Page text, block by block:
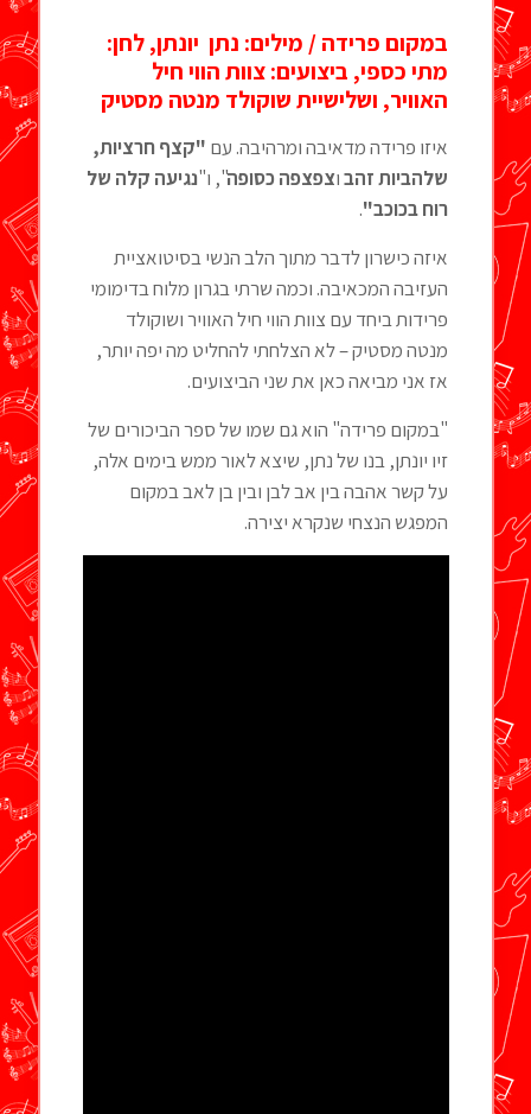
במקום פרידה / מילים: נתן יונתן, לחן:
מתי כספי, ביצועים: צוות הווי חיל
האוויר, ושלישיית שוקולד מנטה מסטיק
איזו פרידה מדאיבה ומרהיבה. עם "קצף חרציות,
שלהביות זהבוצפצפה כסופה", ו"נגיעה קלה של
רוח בכוכב".
איזה כישרון לדבר מתוך הלב הנשי בסיטואציית
העזיבה המכאיבה. וכמה שרתי בגרון מלוח בדימומי
פרידות ביחד עם צוות הווי חיל האוויר ושוקולד
מנטה מסטיק – לא הצלחתי להחליט מה יפה יותר,
אז אני מביאה כאן את שני הביצועים.
"במקום פרידה" הוא גם שמו של ספר הביכורים של
זיו יונתן, בנו של נתן, שיצא לאור ממש בימים אלה,
על קשר אהבה בין אב לבן ובין בן לאב במקום
המפגש הנצחי שנקרא יצירה.